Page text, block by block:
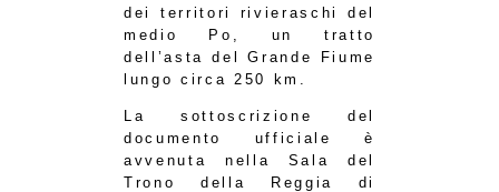
dei territori rivieraschi del
medio Po, un tratto
dell’asta del Grande Fiume
lungo circa 250 km.
La sottoscrizione del
documento ufficiale è
avvenuta nella Sala del
Trono della Reggia di